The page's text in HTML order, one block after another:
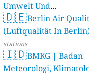
Umwelt Und
46 stations
🇩🇪Berlin Air
(Luftqualität In Berlin)
stations
🇮🇩BMKG | Badan
Meteorologi,